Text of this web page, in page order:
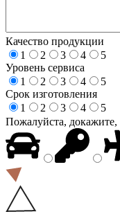
Качество продукции
1
2 3 4
5
Уровень сервиса
1
2 3 4
5
Срок изготовления
1
2 3 4
5
Пожалуйста,